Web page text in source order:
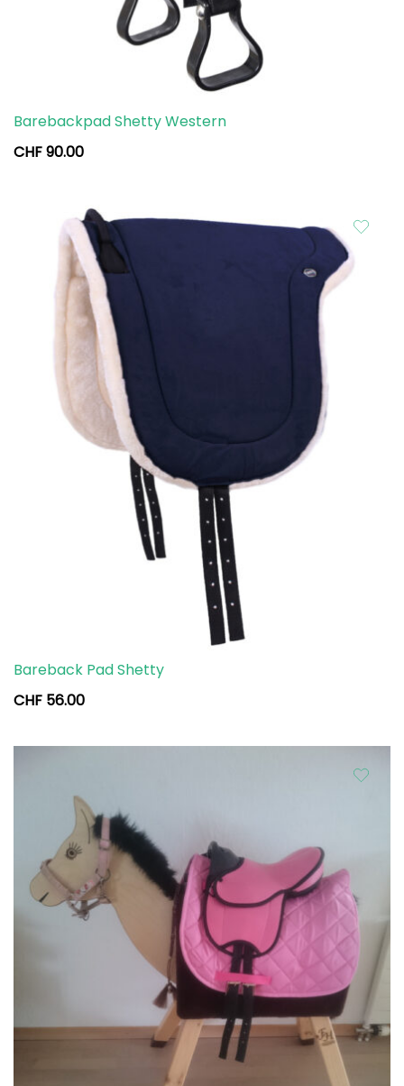
Barebackpad Shetty Western
CHF90.00
Bareback Pad Shetty
CHF 56.00